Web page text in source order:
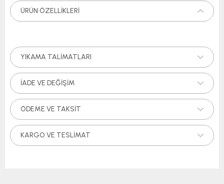
ÜRÜN ÖZELLIKLERI
YIKAMA TALIMATLARI
İADE VE DEĞIŞIM
ÖDEME VE TAKSIT
KARGO VE TESLIMAT